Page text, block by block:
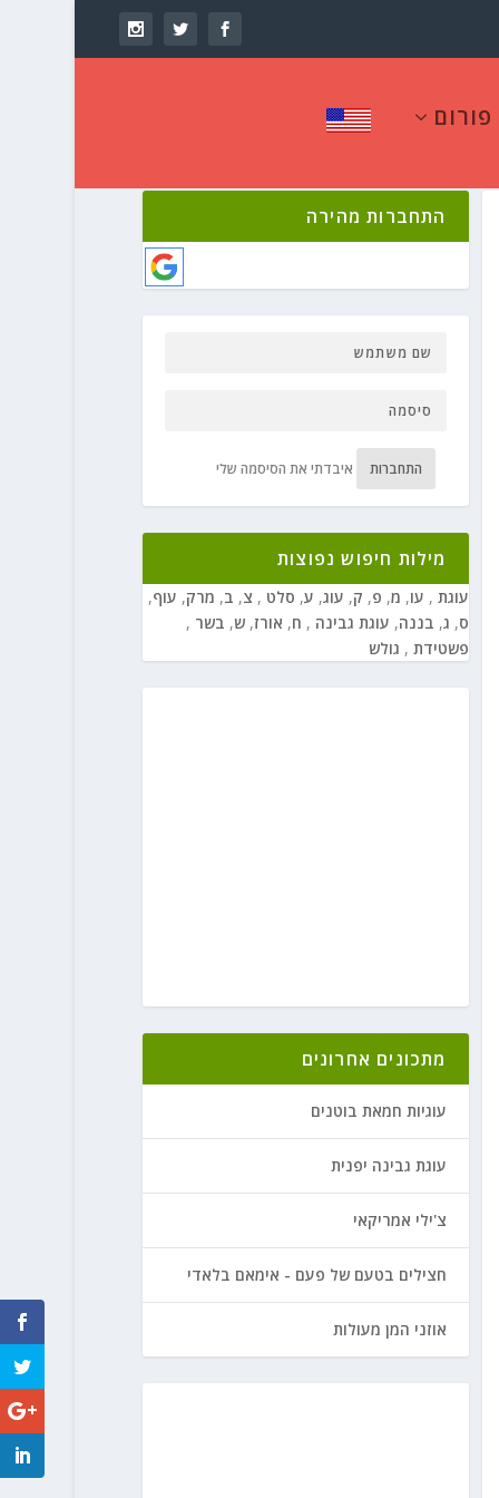
פורום
התחברות מהירה
התחברות איבדתי את הסיסמה שלי
מילות חיפוש נפוצות
עוגת , עו, מ, פ, ק, עוג, ע, סלט , צ, ב, מרק, עוף,
ס, ג, בננה, עוגת גבינה , ח, אורז,ש, בשר ,
פשטידת , גולש
מתכונים אחרונים
עוגיות חמאת בוטנים
עוגת גבינה יפנית
צ'ילי אמריקאי
חצילים בטעם של פעם - אימאם בלאדי
אוזני המן מעולות